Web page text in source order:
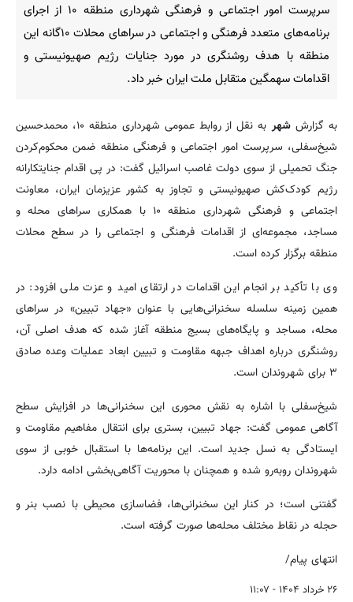
سرپرست امور اجتماعی و فرهنگی شهرداری منطقه ۱۰ از اجرای
برنامه‌های متعدد فرهنگی و اجتماعی در سراهای محلات ۱۰گانه این
منطقه با هدف روشنگری در مورد جنایات رژیم صهیونیستی و
اقدامات سهمگین متقابل ملت ایران خبر داد.
به گزارششهر
به نقل از روابط عمومی شهرداری منطقه ۱۰، محمدحسین
شیخ‌سفلی، سرپرست امور اجتماعی و فرهنگی منطقه ضمن محکوم‌کردن
جنگ تحمیلی از سوی دولت غاصب اسرائیل گفت: در پی اقدام جنایتکارانه
رژیم کودک‌کش صهیونیستی و تجاوز به کشور عزیزمان ایران، معاونت
اجتماعی و فرهنگی شهرداری منطقه ۱۰ با همکاری سراهای محله و
مساجد، مجموعه‌ای از اقدامات فرهنگی و اجتماعی را در سطح محلات
منطقه برگزار کرده است.
وی با تأکید بر انجام این اقدامات در ارتقای امید و عزت ملی افزود: در
همین زمینه سلسله سخنرانی‌هایی با عنوان «جهاد تبیین» در سراهای
محله، مساجد و پایگاه‌های بسیج منطقه آغاز شده که هدف اصلی آن،
روشنگری درباره اهداف جبهه مقاومت و تبیین ابعاد عملیات وعده صادق
۳ برای شهروندان است.
شیخ‌سفلی با اشاره به نقش محوری این سخنرانی‌ها در افزایش سطح
آگاهی عمومی گفت: جهاد تبیین، بستری برای انتقال مفاهیم مقاومت و
ایستادگی به نسل جدید است. این برنامه‌ها با استقبال خوبی از سوی
شهروندان روبه‌رو شده و همچنان با محوریت آگاهی‌بخشی ادامه دارد.
گفتنی است؛ در کنار این سخنرانی‌ها، فضاسازی محیطی با نصب بنر و
حجله در نقاط مختلف محله‌ها صورت گرفته است.
انتهای پیام/
۲۶ خرداد ۱۴۰۴ - ۱۱:۰۷